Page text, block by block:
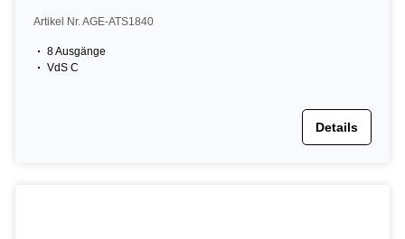
Artikel Nr. AGE-ATS1840
8 Ausgänge
VdS C
Details